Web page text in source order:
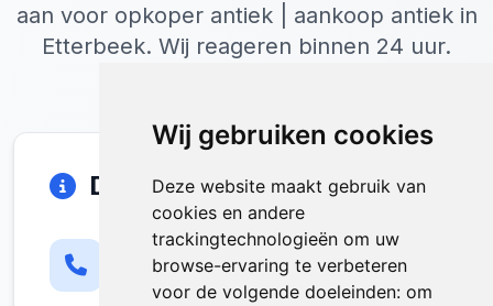
Wij gebruiken cookies
Deze website maakt gebruik van
cookies en andere
trackingtechnologieën om uw
browse-ervaring te verbeteren
voor de volgende doeleinden: om
aan voor opkoper antiek | aankoop antiek in
Etterbeek. Wij reageren binnen 24 uur.
Direct Contact
Telefoon
0484965073
Ma-Zo: 8:00 - 20:00